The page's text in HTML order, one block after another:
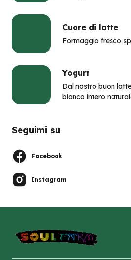
Cuore di latte
Formaggio fresco
Yogurt
Dal nostro buon
bianco intero
Seguimi su
Facebook
Instagram